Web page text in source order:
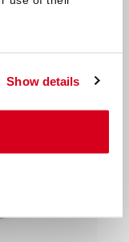
Show details